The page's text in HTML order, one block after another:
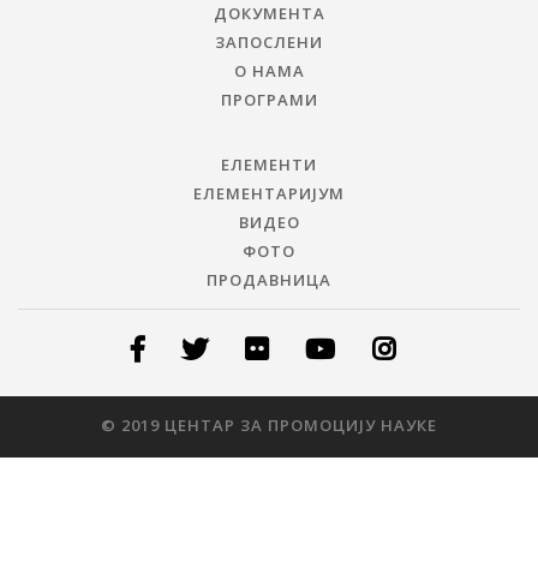
ДОКУМЕНТА
ЗАПОСЛЕНИ
О НАМА
ПРОГРАМИ
ЕЛЕМЕНТИ
ЕЛЕМЕНТАРИЈУМ
ВИДЕО
ФОТО
ПРОДАВНИЦА
© 2019 ЦЕНТАР ЗА ПРОМОЦИЈУ НАУКЕ